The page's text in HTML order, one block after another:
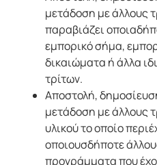
μετάδοση με άλλους
παραβιάζει
εμπορικό σήμα,
δικαιώματα ή άλλα
τρίτων.
Αποστολή,
μετάδοση με άλλους
υλικού το οποίο
οποιουσδήποτε
προγράμματα που